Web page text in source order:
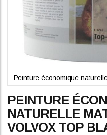
PEINTURE
NATURELLE
VOLVOX TOP
Peinture économique
to
the
beginning
of